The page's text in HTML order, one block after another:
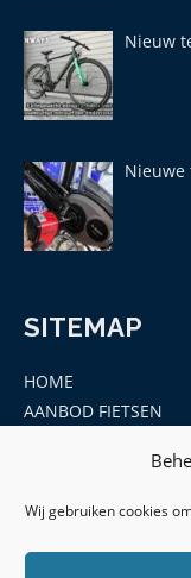
Wij gebruiken cookies
Nieuw
Nieuwe
SITEMAP
HOME
AANBOD FIETSEN
ONDERDELEN EN